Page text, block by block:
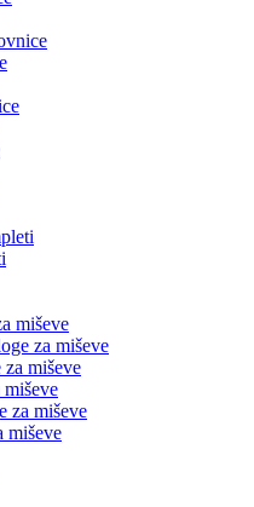
miševe
za miševe
miševe
miševe
za miševe
miševe